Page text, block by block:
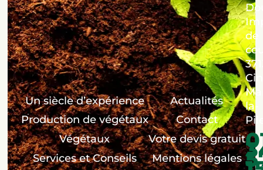
Un siècle d’expérience
Production de végétaux
Végétaux
Services et Conseils
Actualités
Contact
Votre devis gratuit
Mentions légales
de
la-